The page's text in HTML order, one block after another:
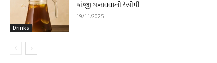
Drinks
કાંજી બનાવવાની રેસીપી
19/11/2025